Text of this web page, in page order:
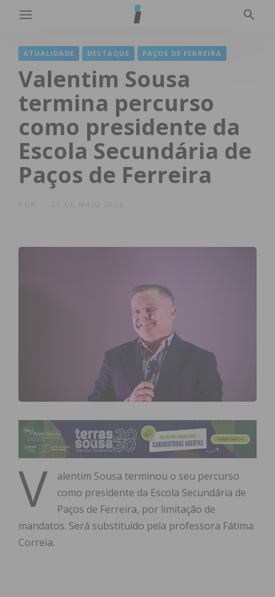
ATUALIDADE DESTAQUE PAÇOS DE FERREIRA
Valentim Sousa
termina percurso
como presidente da
Escola Secundária de
Paços de Ferreira
21 DE MAIO 2025
V
alentim Sousa terminou o seu percurso
como presidente da Escola Secundária de
Paços de Ferreira, por limitação de
mandatos. Será substituído pela professora Fátima
Correia.